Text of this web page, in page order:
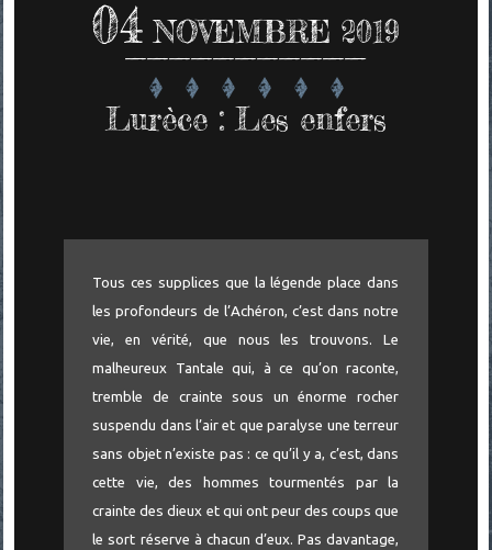
04 NOVEMBRE 2019
Lurèce : Les enfers
Tous ces supplices que la légende place dans
les profondeurs de l’Achéron, c’est dans notre
vie, en vérité, que nous les trouvons. Le
malheureux Tantale qui, à ce qu’on raconte,
tremble de crainte sous un énorme rocher
suspendu dans l’air et que paralyse une terreur
sans objet n’existe pas : ce qu’il y a, c’est, dans
cette vie, des hommes tourmentés par la
crainte des dieux et qui ont peur des coups que
le sort réserve à chacun d’eux. Pas davantage,